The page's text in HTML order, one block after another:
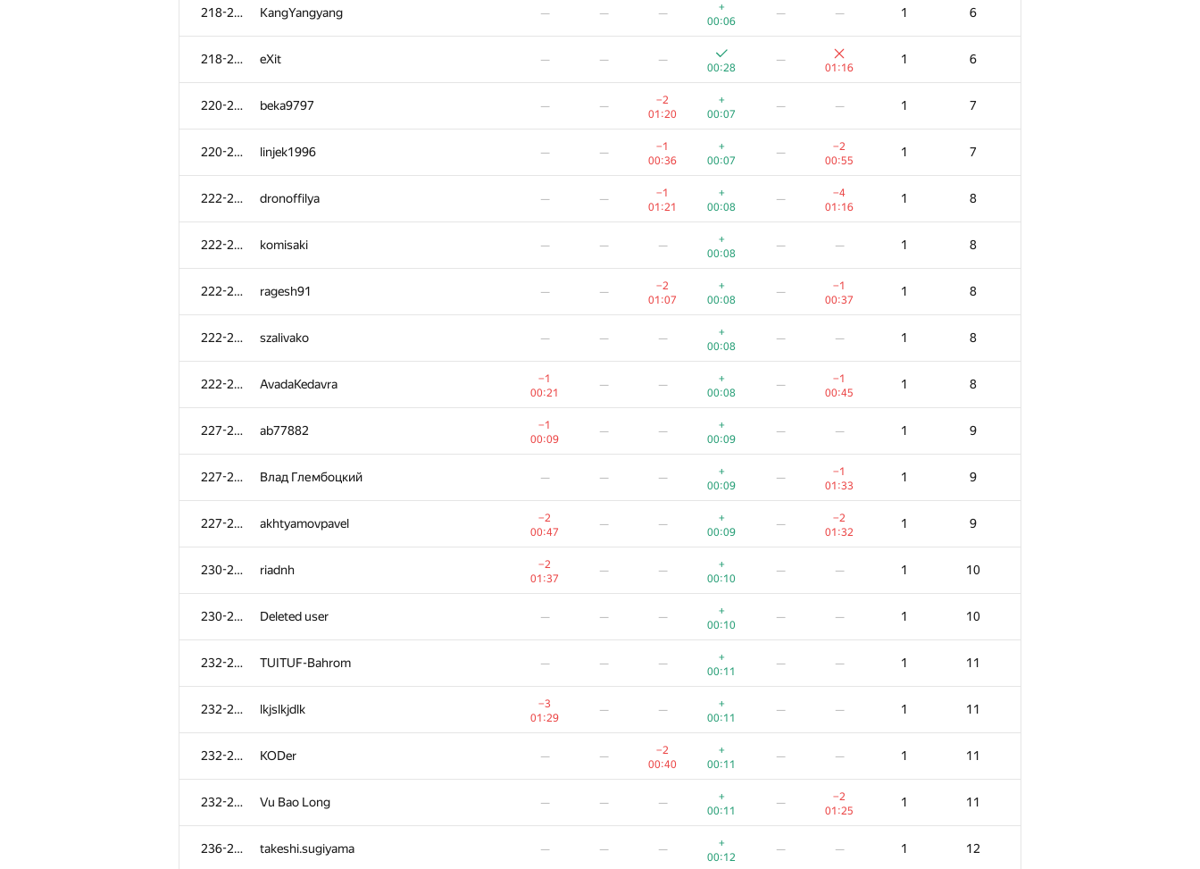
218-219 KangYangyang — — —
+
00:06
— — 1 6
218-219 eXit — — —
00:28
—
01:16
1 6
220-221 beka9797 — —
−2
01:20
+
00:07
— — 1 7
220-221 linjek1996 — —
−1
00:36
+
00:07
—
−2
00:55
1 7
222-226 dronoffilya — —
−1
01:21
+
00:08
—
−4
01:16
1 8
222-226 komisaki — — —
+
00:08
— — 1 8
222-226 ragesh91 — —
−2
01:07
+
00:08
—
−1
00:37
1 8
222-226 szalivako — — —
+
00:08
— — 1 8
222-226 AvadaKedavra
−1
00:21
— —
+
00:08
—
−1
00:45
1 8
227-229 ab77882
−1
00:09
— —
+
00:09
— — 1 9
227-229 Влад Глембоцкий — — —
+
00:09
—
−1
01:33
1 9
227-229 akhtyamovpavel
−2
00:47
— —
+
00:09
—
−2
01:32
1 9
230-231 riadnh
−2
01:37
— —
+
00:10
— — 1 10
230-231 Deleted user — — —
+
00:10
— — 1 10
232-235 TUITUF-Bahrom — — —
+
00:11
— — 1 11
232-235 lkjslkjdlk
−3
01:29
— —
+
00:11
— — 1 11
232-235 KODer — —
−2
00:40
+
00:11
— — 1 11
232-235 Vu Bao Long — — —
+
00:11
—
−2
01:25
1 11
236-238 takeshi.sugiyama — — —
+
00:12
— — 1 12
/503 /11 /472 386 846 15/42 182 /624
Korvin
00:44
00:11
1 -10